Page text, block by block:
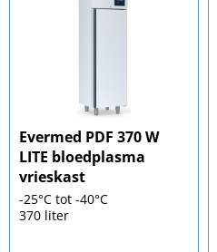
Evermed PDF 370 W
LITE bloedplasma
vrieskast
-25°C tot -40°C
370 liter